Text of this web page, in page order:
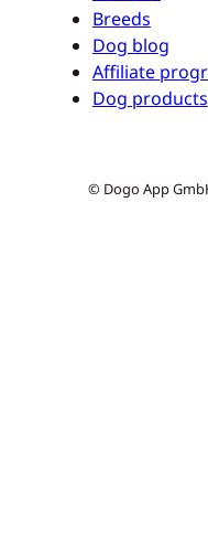
Breeds
Dog blog
Affiliate
Dog products
© Dogo App